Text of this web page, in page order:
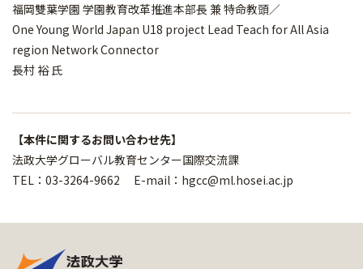
福岡雙葉学園 学園教育改革推進本部長 兼 特命教頭／
One Young World Japan U18 project Lead Teach for All Asia
region Network Connector
長村 裕 氏
【本件に関するお問い合わせ先】
法政大学グローバル教育センター国際交流課
TEL：03-3264-9662 E-mail：hgcc@ml.hosei.ac.jp